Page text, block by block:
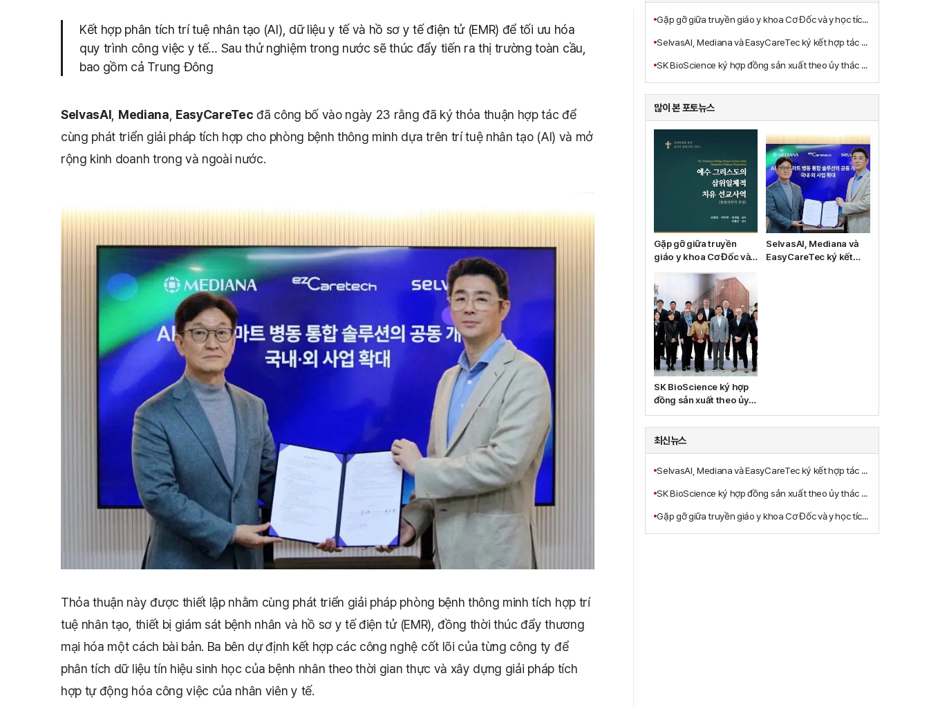
Gặp gỡ giữa truyền giáo y khoa Cơ Đốc và y học tích hợp: ra mắt sách mới 'Mục vụ chữa lành Ba Ngôi Nhất Thể của Đức Giêsu Kitô (góc nhìn y học tích hợp)'
SelvasAI, Mediana và EasyCareTec ký kết hợp tác để cùng phát triển giải pháp phòng bệnh thông minh dựa trên trí tuệ nhân tạo
SK BioScience ký hợp đồng sản xuất theo ủy thác vắc-xin Ebola với công ty con IDT và MSD
Kết hợp phân tích trí tuệ nhân tạo (AI), dữ liệu y tế và hồ sơ y tế điện tử (EMR) để tối ưu hóa
quy trình công việc y tế… Sau thử nghiệm trong nước sẽ thúc đẩy tiến ra thị trường toàn cầu,
bao gồm cả Trung Đông
SelvasAI Mediana EasyCareTec đã công bố vào ngày 23 rằng đã ký thỏa thuận hợp tác để
cùng phát triển giải pháp tích hợp cho phòng bệnh thông minh dựa trên trí tuệ nhân tạo (AI) và mở
rộng kinh doanh trong và ngoài nước.
Thỏa thuận này được thiết lập nhằm cùng phát triển giải pháp phòng bệnh thông minh tích hợp trí
tuệ nhân tạo, thiết bị giám sát bệnh nhân và hồ sơ y tế điện tử (EMR), đồng thời thúc đẩy thương
mại hóa một cách bài bản. Ba bên dự định kết hợp các công nghệ cốt lõi của từng công ty để
phân tích dữ liệu tín hiệu sinh học của bệnh nhân theo thời gian thực và xây dựng giải pháp tích
hợp tự động hóa công việc của nhân viên y tế.
많이 본 포토뉴스
Gặp gỡ giữa truyền
giáo y khoa Cơ Đốc và y
học tích hợp: ra mắt
sách mới 'Mục vụ chữa
lành Ba Ngôi Nhất Thể
của Đức Giêsu Kitô (góc
nhìn y học tích hợp)'
SelvasAI, Mediana và
EasyCareTec ký kết
SK BioScience ký hợp
đồng sản xuất theo ủy
thác vắc-xin Ebola với
công ty con IDT và MSD
최신뉴스
SelvasAI, Mediana và EasyCareTec ký kết hợp tác để cùng phát triển giải pháp phòng bệnh thông minh dựa trên trí tuệ nhân tạo
SK BioScience ký hợp đồng sản xuất theo ủy thác vắc-xin Ebola với công ty con IDT và MSD
Gặp gỡ giữa truyền giáo y khoa Cơ Đốc và y học tích hợp: ra mắt sách mới 'Mục vụ chữa lành Ba Ngôi Nhất Thể của Đức Giêsu Kitô (góc nhìn y học tích hợp)'